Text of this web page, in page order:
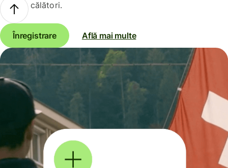
călători.
Înregistrare Află mai multe